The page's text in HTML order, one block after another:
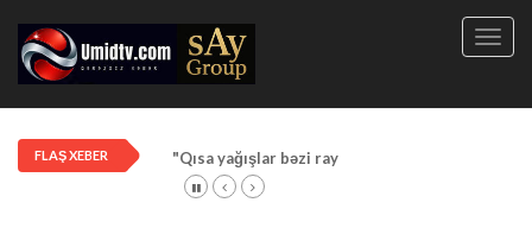
FLAŞ XEBER "Qısa yağışlar bəzi rayonlarda davam edir"